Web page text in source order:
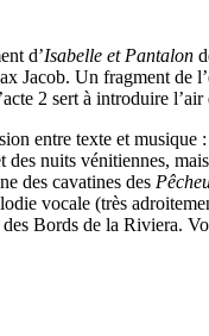
d’Isabelle et Pantalon
Jacob. Un fragment de
2 sert à introduire l’air
entre texte et musique
des nuits vénitiennes,
des cavatines des
vocale (très
des Bords de la Riviera.